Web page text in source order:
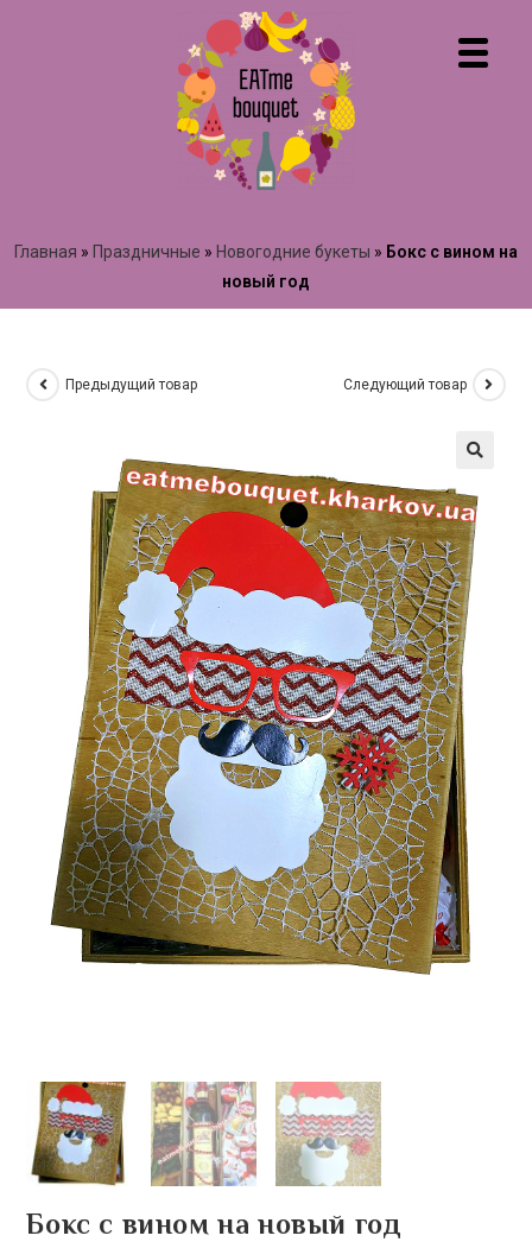
Главная » Праздничные » Новогодние букеты » Бокс с вином на
новый год
Предыдущий товар Следующий товар
Бокс с вином на новый год